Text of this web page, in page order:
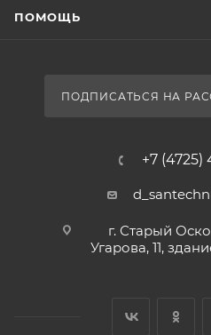
ПОМОЩЬ
ПОДПИСАТЬСЯ НА
+7 (4725)
г. Старый
Угарова, 11,